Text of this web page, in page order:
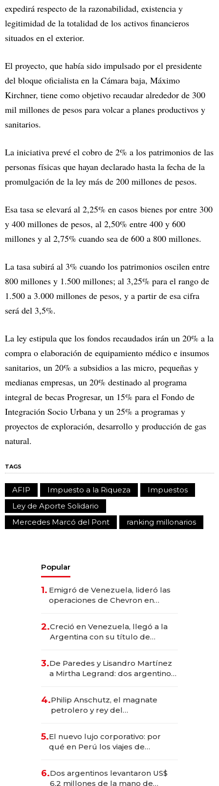
expedirá respecto de la razonabilidad, existencia y
legitimidad de la totalidad de los activos financieros
situados en el exterior.
El proyecto, que había sido impulsado por el presidente
del bloque oficialista en la Cámara baja, Máximo
Kirchner, tiene como objetivo recaudar alrededor de 300
mil millones de pesos para volcar a planes productivos y
sanitarios.
La iniciativa prevé el cobro de 2% a los patrimonios de las
personas físicas que hayan declarado hasta la fecha de la
promulgación de la ley más de 200 millones de pesos.
Esa tasa se elevará al 2,25% en casos bienes por entre 300
y 400 millones de pesos, al 2,50% entre 400 y 600
millones y al 2,75% cuando sea de 600 a 800 millones.
La tasa subirá al 3% cuando los patrimonios oscilen entre
800 millones y 1.500 millones; al 3,25% para el rango de
1.500 a 3.000 millones de pesos, y a partir de esa cifra
será del 3,5%.
La ley estipula que los fondos recaudados irán un 20% a la
compra o elaboración de equipamiento médico e insumos
sanitarios, un 20% a subsidios a las micro, pequeñas y
medianas empresas, un 20% destinado al programa
integral de becas Progresar, un 15% para el Fondo de
Integración Socio Urbana y un 25% a programas y
proyectos de exploración, desarrollo y producción de gas
natural.
TAGS
AFIP Impuesto a la Riqueza
Impuestos
Ley de Aporte Solidario
Mercedes Marcó del Pont
ranking millonarios
Popular
1. Emigró de Venezuela, lideró las
operaciones de Chevron en
2.Creció en Venezuela, llegó a la
Argentina con su título de
las marcas "fast premium"
3.De Paredes y Lisandro Martínez
a Mirtha Legrand: dos argentinos
4.Philip Anschutz, el magnate
petrolero y rey del
Fénix
5.El nuevo lujo corporativo: por
qué en Perú los viajes de
para convertirse en experiencias
transformadoras
6.Dos argentinos levantaron US$
6,2 millones de la mano de